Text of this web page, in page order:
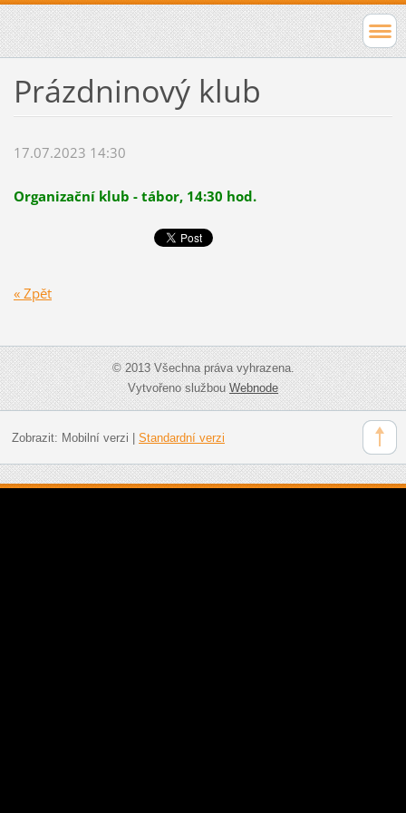
Prázdninový klub
17.07.2023 14:30
Organizační klub - tábor, 14:30 hod.
« Zpět
© 2013 Všechna práva vyhrazena.
Vytvořeno službouWebnode
Zobrazit: Mobilní verzi Standardní verzi